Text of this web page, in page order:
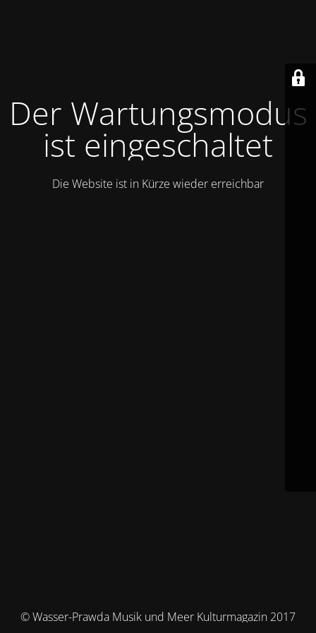
Der Wartungsmodus
ist eingeschaltet
Die Website ist in Kürze wieder erreichbar
© Wasser-Prawda Musik und Meer Kulturmagazin 2017